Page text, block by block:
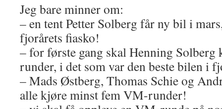
Jeg bare minner om:
– en tent Petter Solberg får ny bil i
fjorårets fiasko!
– for første gang skal Henning
runder, i det som var den beste bilen i
– Mads Østberg, Thomas Schie og
alle kjøre minst fem VM-runder!